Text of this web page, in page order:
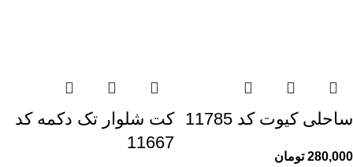
ساحلی کیوت کد 11785
280,000 تومان
کت شلوار تک دکمه کد
11667